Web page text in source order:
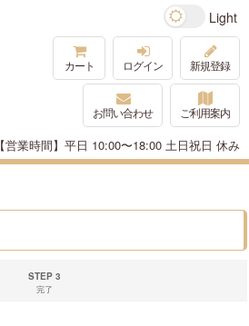
カート ログイン 新規登録
お問い合わせ ご利用案内
【営業時間】平日 10:00〜18:00 土日祝日 休み
STEP 3
完了